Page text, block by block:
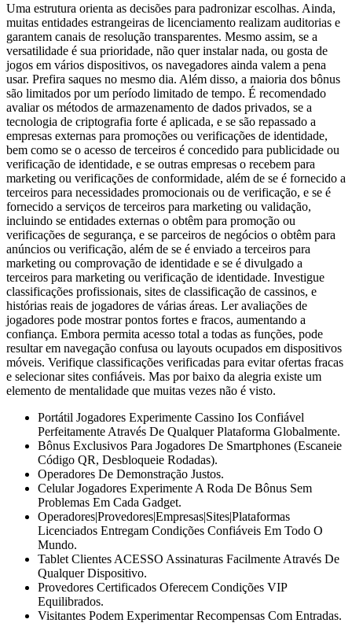
Uma estrutura orienta as decisões para padronizar escolhas. Ainda,
muitas entidades estrangeiras de licenciamento realizam auditorias e
garantem canais de resolução transparentes. Mesmo assim, se a
versatilidade é sua prioridade, não quer instalar nada, ou gosta de
jogos em vários dispositivos, os navegadores ainda valem a pena
usar. Prefira saques no mesmo dia. Além disso, a maioria dos bônus
são limitados por um período limitado de tempo. É recomendado
avaliar os métodos de armazenamento de dados privados, se a
tecnologia de criptografia forte é aplicada, e se são repassado a
empresas externas para promoções ou verificações de identidade,
bem como se o acesso de terceiros é concedido para publicidade ou
verificação de identidade, e se outras empresas o recebem para
marketing ou verificações de conformidade, além de se é fornecido a
terceiros para necessidades promocionais ou de verificação, e se é
fornecido a serviços de terceiros para marketing ou validação,
incluindo se entidades externas o obtêm para promoção ou
verificações de segurança, e se parceiros de negócios o obtêm para
anúncios ou verificação, além de se é enviado a terceiros para
marketing ou comprovação de identidade e se é divulgado a
terceiros para marketing ou verificação de identidade. Investigue
classificações profissionais, sites de classificação de cassinos, e
histórias reais de jogadores de várias áreas. Ler avaliações de
jogadores pode mostrar pontos fortes e fracos, aumentando a
confiança. Embora permita acesso total a todas as funções, pode
resultar em navegação confusa ou layouts ocupados em dispositivos
móveis. Verifique classificações verificadas para evitar ofertas fracas
e selecionar sites confiáveis. Mas por baixo da alegria existe um
elemento de mentalidade que muitas vezes não é visto.
Portátil Jogadores Experimente Cassino Ios Confiável
Perfeitamente Através De Qualquer Plataforma Globalmente.
Bônus Exclusivos Para Jogadores De Smartphones (Escaneie
Código QR, Desbloqueie Rodadas).
Operadores De Demonstração Justos.
Celular Jogadores Experimente A Roda De Bônus Sem
Problemas Em Cada Gadget.
Operadores|Provedores|Empresas|Sites|Plataformas
Licenciados Entregam Condições Confiáveis Em Todo O
Mundo.
Tablet Clientes ACESSO Assinaturas Facilmente Através De
Qualquer Dispositivo.
Provedores Certificados Oferecem Condições VIP
Equilibrados.
Visitantes Podem Experimentar Recompensas Com Entradas.